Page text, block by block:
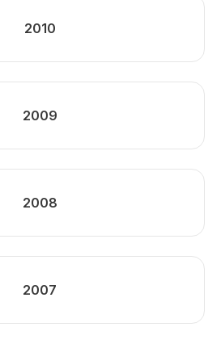
2010
2009
2008
2007